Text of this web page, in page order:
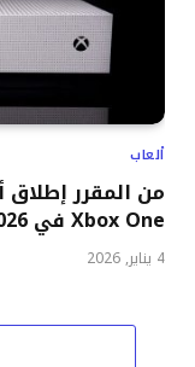
ألعاب
Xbox One في 2026.
4 يناير, 2026